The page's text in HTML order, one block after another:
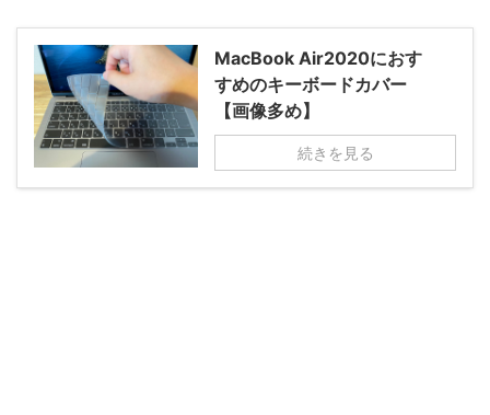
MacBook Air2020におす
すめのキーボードカバー
【画像多め】
続きを見る